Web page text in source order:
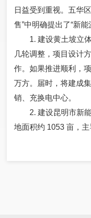
日益受到重视。五华
售”中明确提出了“新
1. 建设黄土坡立
几轮调整，项目设计
作。如果推进顺利，
万方。届时，将建成
销、充换电中心。
2. 建设昆明市新
地面积约 1053 亩，